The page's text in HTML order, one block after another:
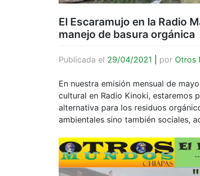
El Escaramujo en la Radio
manejo de basura orgánica
Publicada el 29/04/2021 por Otros
En nuestra emisión mensual de
cultural en Radio Kinoki, estaremos
alternativa para los residuos
ambientales sino también sociales,